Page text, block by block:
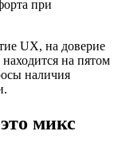
при
UX, на доверие
на пятом
наличия
микс